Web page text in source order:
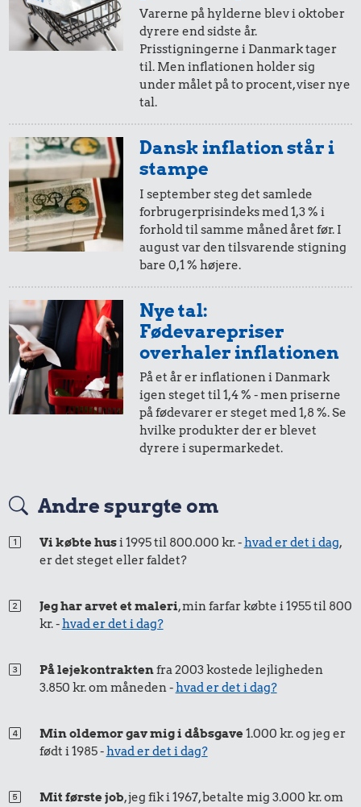
9,74 kr.
1 dåse suppe
33 kr.
1/3 kg marcipan
82 kr.
Snaps
27 kr. 7,91 kr.
Syltede
19 kr.
Bakke jordbær
9,43 kr.
20,-
i 1999
= 33,-
i dag
17,-
5,-
i 1999
= 8,-
i dag
2,-
i 1999 i dag
1,-
i 1999
= 2,-
i dag
i 1999
i 1999 i dag
Varerne på hylderne blev i oktober
dyrere end sidste år.
Prisstigningerne i Danmark tager
til. Men inflationen holder sig
under målet på to procent, viser nye
tal.
Dansk inflation står i
stampe
I september steg det samlede
forbrugerprisindeks med 1,3 % i
forhold til samme måned året før. I
august var den tilsvarende stigning
bare 0,1 % højere.
Nye tal:
Fødevarepriser
overhaler inflationen
På et år er inflationen i Danmark
igen steget til 1,4 % - men priserne
på fødevarer er steget med 1,8 %. Se
hvilke produkter der er blevet
dyrere i supermarkedet.
Andre spurgte om
Vi købte husi 1995 til 800.000 kr. -hvad er det i dag,
er det steget eller faldet?
Jeg har arvet et maleri, min farfar købte i 1955 til 800
kr. -hvad er det i dag?
På lejekontraktenfra 2003 kostede lejligheden
3.850 kr. om måneden -hvad er det i dag?
Min oldemor gav mig i dåbsgave1.000 kr. og jeg er
født i 1985 -hvad er det i dag?
Mit første job, jeg fik i 1967, betalte mig 3.000 kr. om